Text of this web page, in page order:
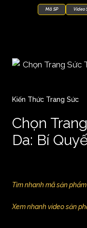
Mã SP Video
Kiến Thức Trang Sức
Chọn
Da: Bí
Tìm nhanh mã sản
Xem nhanh video sản